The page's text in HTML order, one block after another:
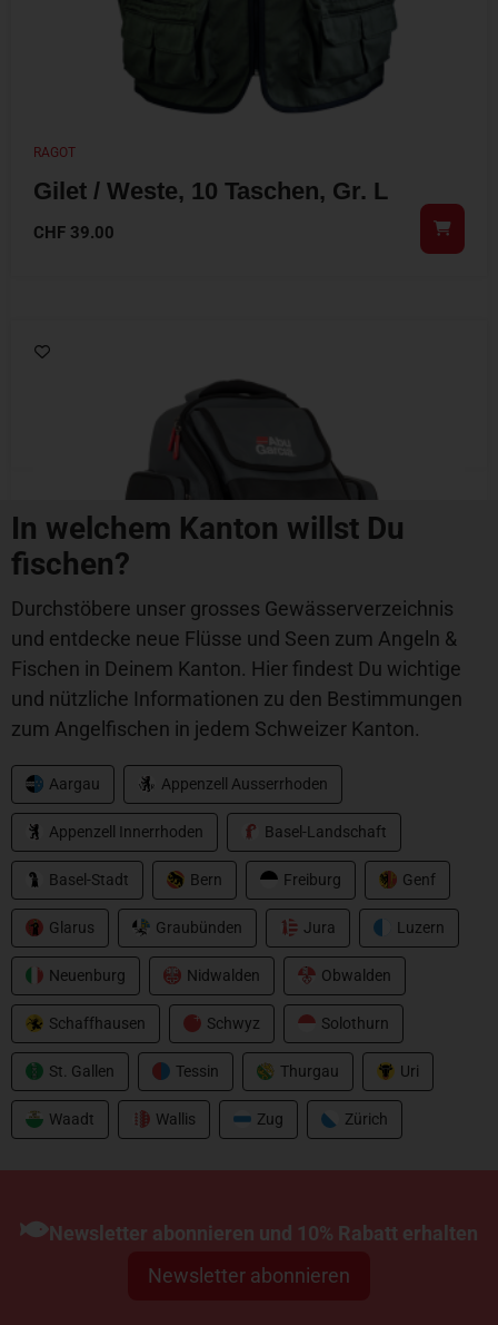
RAGOT
Gilet / Weste, 10 Taschen, Gr. L
CHF 39.00
Abu Garcia
Beast Pro Rucksack
CHF139.00
In welchem Kanton willst Du
fischen?
Durchstöbere unser grosses Gewässerverzeichnis
und entdecke neue Flüsse und Seen zum Angeln &
Fischen in Deinem Kanton. Hier findest Du wichtige
und nützliche Informationen zu den Bestimmungen
zum Angelfischen in jedem Schweizer Kanton.
Aargau Appenzell Ausserrhoden
Appenzell Innerrhoden Basel-Landschaft
Basel-Stadt Bern Freiburg Genf
Glarus Graubünden Jura Luzern
Neuenburg Nidwalden Obwalden
Schaffhausen Schwyz Solothurn
St. Gallen Tessin Thurgau Uri
Waadt Wallis Zug Zürich
Newsletter abonnieren und 10% Rabatt erhalten
Newsletter abonnieren